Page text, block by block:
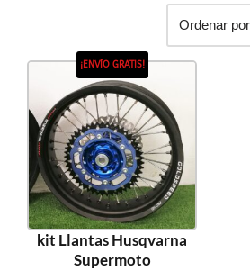
¡ENVÍO GRATIS!
kit Llantas Husqvarna
Supermoto